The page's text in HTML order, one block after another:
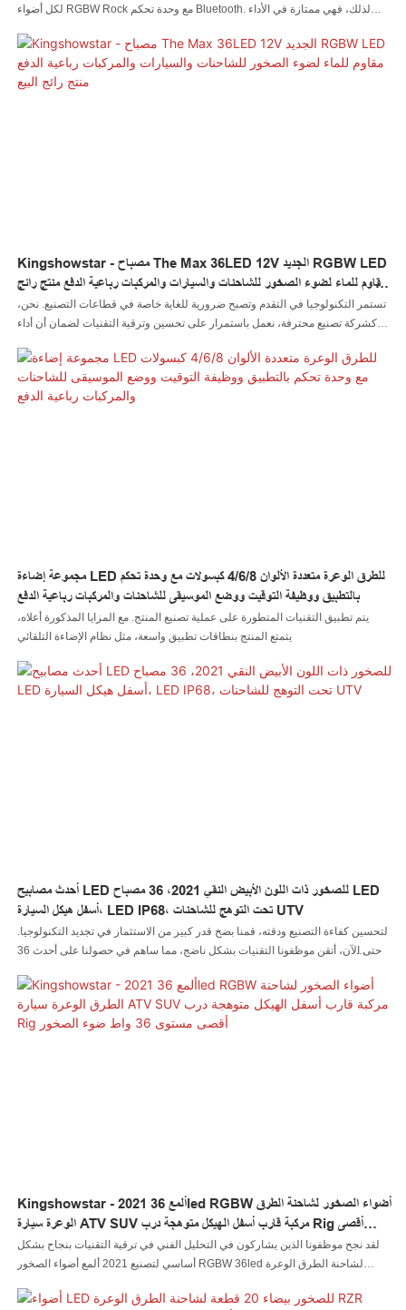
لكل أضواء RGBW Rock مع وحدة تحكم Bluetooth. لذلك، فهي ممتازة في الأداء
يجعله عمليًا للغاية في العديد من المجالات وقيمًا
Kingshowstar - مصباح The Max 36LED 12V الجديد RGBW LED
مقاوم للماء لضوء الصخور للشاحنات والسيارات والمركبات رباعية الدفع منتج رائج
البيع
تستمر التكنولوجيا في التقدم وتصبح ضرورية للغاية خاصة في قطاعات التصنيع. نحن،
كشركة تصنيع محترفة، نعمل باستمرار على تحسين وترقية التقنيات لضمان أن أداء
الشاحنات ATV يتماشى مع المعايير الدولية. وقد ثبت من خلال العديد من المشاريع
التي أنهيناها، أن المنتج مفيد في مجال (مجالات) نظام إضاءة السيارات
مجموعة إضاءة LED للطرق الوعرة متعددة الألوان 4/6/8 كبسولات مع وحدة تحكم
بالتطبيق ووظيفة التوقيت ووضع الموسيقى للشاحنات والمركبات رباعية الدفع
يتم تطبيق التقنيات المتطورة على عملية تصنيع المنتج. مع المزايا المذكورة أعلاه،
يتمتع المنتج بنطاقات تطبيق واسعة، مثل نظام الإضاءة التلقائي
أحدث مصابيح LED للصخور ذات اللون الأبيض النقي 2021، 36 مصباح LED
أسفل هيكل السيارة، LED IP68، تحت التوهج للشاحنات UTV
لتحسين كفاءة التصنيع ودقته، قمنا بضخ قدر كبير من الاستثمار في تجديد التكنولوجيا.
حتى الآن، أتقن موظفونا التقنيات بشكل ناضج، مما ساهم في حصولنا على أحدث 36
تحت الوهج شاحنة UTV. تم توسيع نطاق تطبيقه بشكل كبير. في مجال (مجالات)
مصباح الصخور Max 36W، يتم استخدام المنتج على نطاق واسع ويحظى بإشادة كبيرة
Kingshowstar - 2021 ألمع 36led RGBW أضواء الصخور لشاحنة الطرق
الوعرة سيارة ATV SUV مركبة قارب أسفل الهيكل متوهجة درب Rig أقصى
مستوى 36 واط ضوء الصخور
لقد نجح موظفونا الذين يشاركون في التحليل الفني في ترقية التقنيات بنجاح بشكل
أساسي لتصنيع 2021 ألمع أضواء الصخور RGBW 36led لشاحنة الطرق الوعرة
كفاءة. لها تطبيقات في مجموعة واسعة من المجالات، مثل نظام إضاءة السيارات